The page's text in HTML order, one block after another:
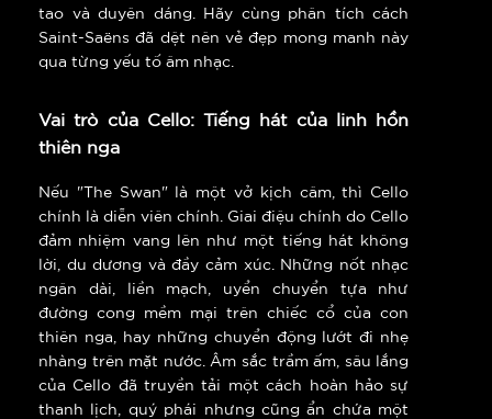
tao và duyên dáng. Hãy cùng phân tích cách
Saint-Saëns đã dệt nên vẻ đẹp mong manh này
qua từng yếu tố âm nhạc.
Vai trò của Cello: Tiếng hát của linh hồn
thiên nga
Nếu "The Swan" là một vở kịch câm, thì Cello
chính là diễn viên chính. Giai điệu chính do Cello
đảm nhiệm vang lên như một tiếng hát không
lời, du dương và đầy cảm xúc. Những nốt nhạc
ngân dài, liền mạch, uyển chuyển tựa như
đường cong mềm mại trên chiếc cổ của con
thiên nga, hay những chuyển động lướt đi nhẹ
nhàng trên mặt nước. Âm sắc trầm ấm, sâu lắng
của Cello đã truyền tải một cách hoàn hảo sự
thanh lịch, quý phái nhưng cũng ẩn chứa một